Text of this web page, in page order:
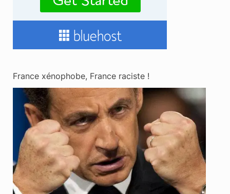
France xénophobe, France raciste !